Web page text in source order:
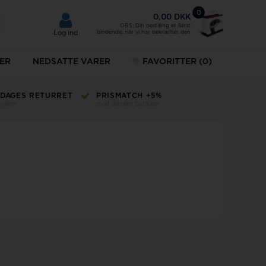
Log ind
0
0,00 DKK
OBS: Din bestilling er først
bindende, når vi har bekræftet den
Fingerringe
NEDSATTE VARER FAVORITTER (0)
RETURRET PRISMATCH +5%